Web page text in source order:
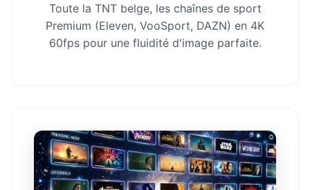
Toute la TNT belge, les chaînes de sport
Premium (Eleven, VooSport, DAZN) en 4K
60fps pour une fluidité d'image parfaite.